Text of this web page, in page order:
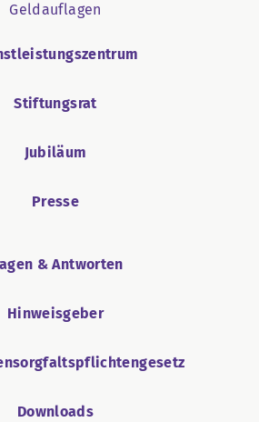
Geldauflagen
Stiftungsrat
Jubiläum
Presse
& Antworten
Hinweisgeber
Downloads